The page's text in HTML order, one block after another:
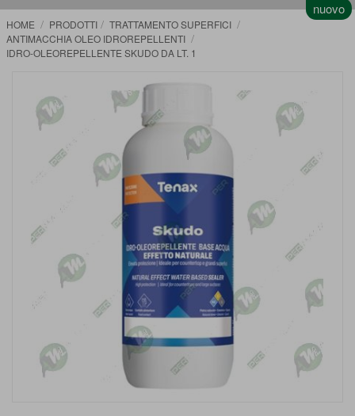
HOME PRODOTTI
TRATTAMENTO SUPERFICI
ANTIMACCHIA OLEO IDROREPELLENTI
IDRO-OLEOREPELLENTE SKUDO DA LT. 1